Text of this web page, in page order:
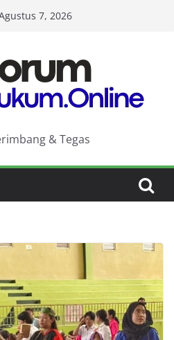
7, 2026
& Tegas